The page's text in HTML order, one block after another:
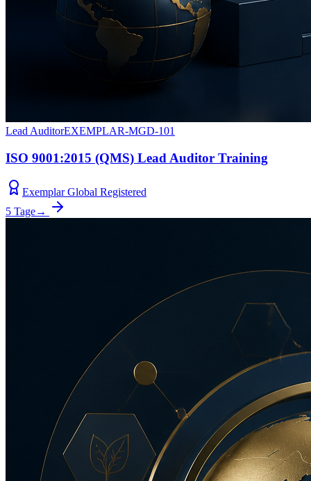
Lead AuditorEXEMPLAR-MGD-101
ISO 9001:2015 (QMS) Lead Auditor Training
Exemplar Global Registered
5 Tage→